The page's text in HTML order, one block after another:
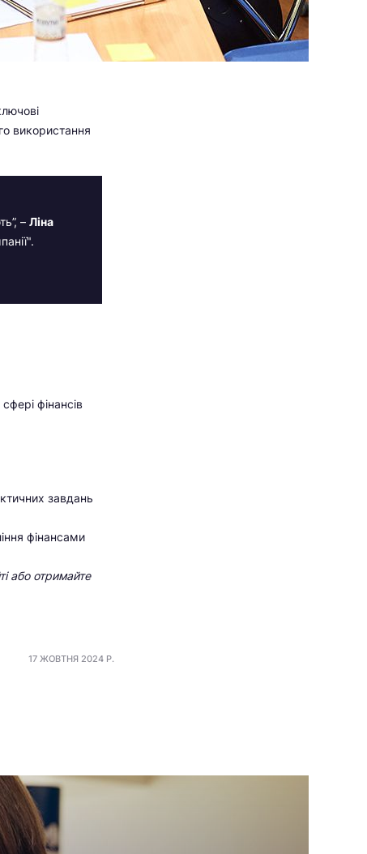
використання
– Ліна
фінансів
завдань
фінансами
або отримайте
17 ЖОВТНЯ 2024 Р.